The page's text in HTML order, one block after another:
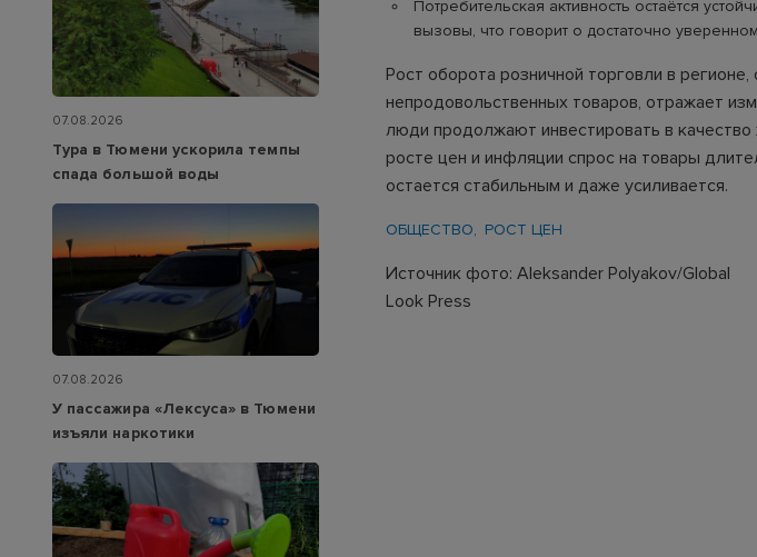
Потребительская активность остаётся
вызовы, что говорит о достаточно
Рост оборота розничной торговли в
непродовольственных товаров, отражает
люди продолжают инвестировать в
росте цен и инфляции спрос на товары
остается стабильным и даже усиливается.
ОБЩЕСТВО РОСТ ЦЕН
Источник фото: Aleksander Polyakov/Global
Look Press
07.08.2026
Тура в Тюмени ускорила темпы
спада большой воды
07.08.2026
У пассажира «Лексуса» в Тюмени
изъяли наркотики